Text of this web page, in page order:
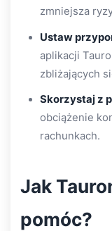
zmniejsza
Ustaw
aplikacji
zbliżających
Skorzystaj z
obciążenie
rachunkach.
Jak
pomóc?